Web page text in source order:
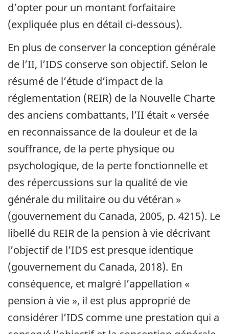
d’opter pour un montant forfaitaire
(expliquée plus en détail ci-dessous).
En plus de conserver la conception générale
de l’II, l’IDS conserve son objectif. Selon le
résumé de l’étude d’impact de la
réglementation (REIR) de la Nouvelle Charte
des anciens combattants, l’II était « versée
en reconnaissance de la douleur et de la
souffrance, de la perte physique ou
psychologique, de la perte fonctionnelle et
des répercussions sur la qualité de vie
générale du militaire ou du vétéran »
(gouvernement du Canada, 2005, p. 4215). Le
libellé du REIR de la pension à vie décrivant
l’objectif de l’IDS est presque identique
(gouvernement du Canada, 2018). En
conséquence, et malgré l’appellation «
pension à vie », il est plus approprié de
considérer l’IDS comme une prestation qui a